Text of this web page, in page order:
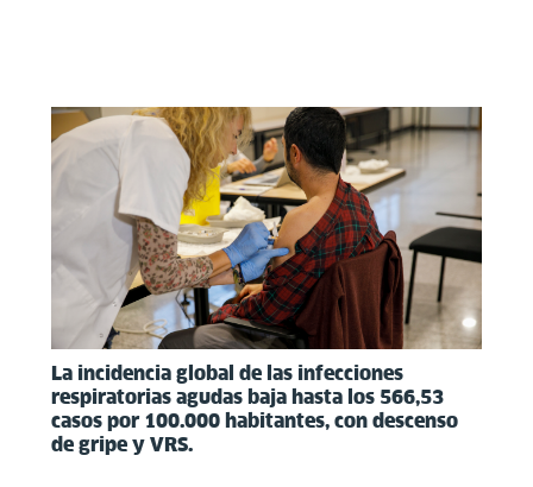
La incidencia global de las infecciones
respiratorias agudas baja hasta los 566,53
casos por 100.000 habitantes, con descenso
de gripe y VRS.